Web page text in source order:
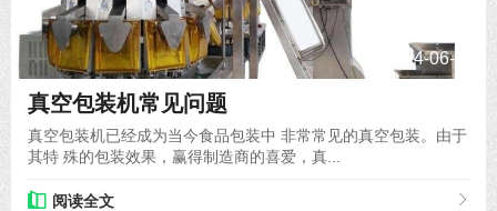
2024-06-14
真空包装机常见问题
真空包装机已经成为当今食品包装中 非常常见的真空包装。由于
其特 殊的包装效果，赢得制造商的喜爱，真...
阅读全文